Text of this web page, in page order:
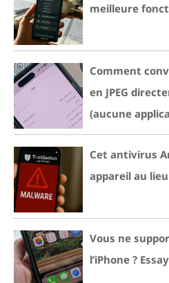
meilleure
Comment
en JPEG
(aucune
Cet antivirus
appareil au
Vous ne
l’iPhone ?